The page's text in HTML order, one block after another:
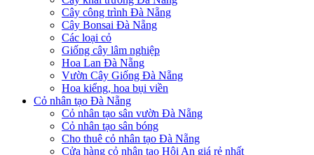
Cây công trình Đà Nẵng
Cây Bonsai Đà Nẵng
Các loại cỏ
Giống cây lâm nghiệp
Hoa Lan Đà Nẵng
Vườn Cây Giống Đà Nẵng
Hoa kiểng, hoa bụi viền
Cỏ nhân tạo Đà Nẵng
Cỏ nhân tạo sân vườn Đà Nẵng
Cỏ nhân tạo sân bóng
Cho thuê cỏ nhân tạo Đà Nẵng
Cửa hàng cỏ nhân tạo Hội An giá rẻ nhất